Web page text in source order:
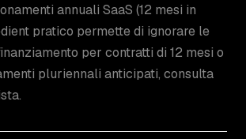
annuali SaaS (12 mesi in
pratico permette di ignorare le
per contratti di 12 mesi o
pluriennali anticipati, consulta